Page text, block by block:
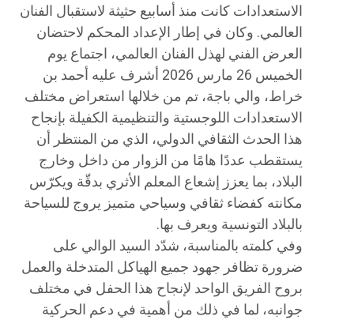
الاستعدادات كانت منذ أسابيع حثيثة لاستقبال الفنان
العالمي. وكان في إطار الإعداد المحكم لاحتضان
العرض الفني لهذل الفنان العالمي، اجتماع يوم
الخميس 26 مارس 2026 أشرف عليه أحمد بن
خراط، والي باجة، تم من خلالها استعراض مختلف
الاستعدادات اللوجستية والتنظيمية الكفيلة بإنجاح
هذا الحدث الثقافي الدولي، الذي من المنتظر أن
يستقطب عددًا هامًا من الزوار من داخل وخارج
البلاد، بما يعزز إشعاع المعلم الأثري بدقّة ويكرّس
مكانته كفضاء ثقافي وسياحي متميز يروج للسياحة
بالبلاد التونسية ويعرف بها.
وفي كلمته بالمناسبة، شدّد السيد الوالي على
ضرورة تظافر جهود جميع الهياكل المتدخلة والعمل
بروح الفريق الواحد لإنجاح هذا الحفل في مختلف
جوانبه، لما في ذلك من أهمية في دعم الحركية